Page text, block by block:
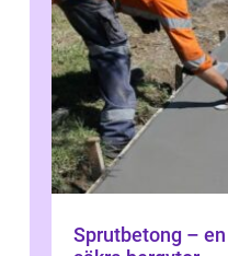
Sprutbetong –